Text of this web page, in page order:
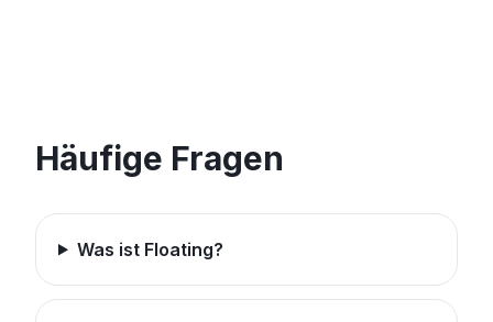
Häufige Fragen
Was ist Floating?